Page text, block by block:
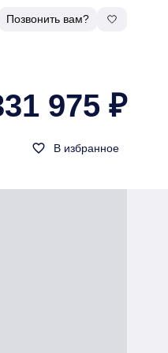
Позвонить вам?
975 ₽
favorite_border В избранное